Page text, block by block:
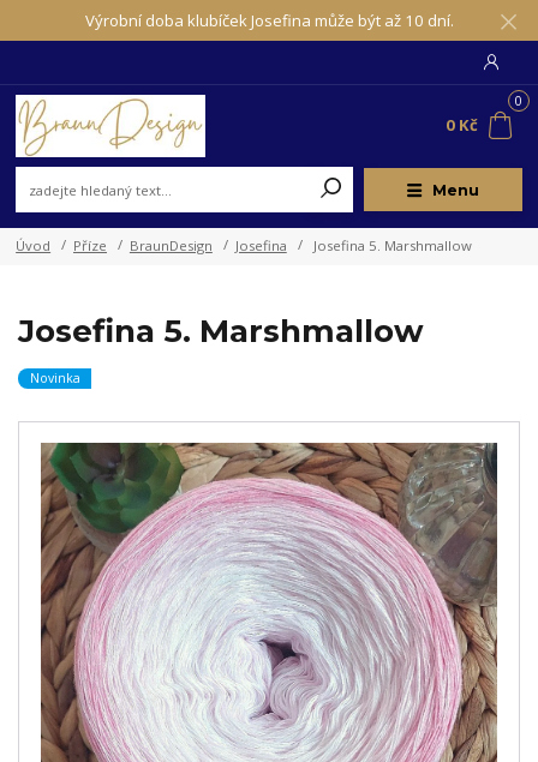
Výrobní doba klubíček Josefina může být až 10 dní.
Menu
0
0 Kč
Úvod Příze BraunDesign Josefina Josefina 5. Marshmallow
Josefina 5. Marshmallow
Novinka